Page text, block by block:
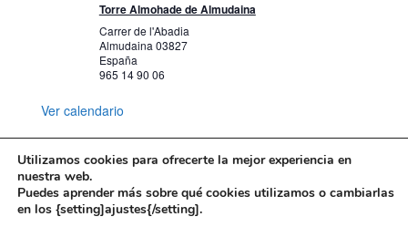
Torre Almohade de Almudaina
Carrer de l'Abadia
Almudaina03827
España
965 14 90 06
Ver calendario
Mapa web
Política de Privacidad
Politica de cookies
Utilizamos cookies para ofrecerte la mejor experiencia en
nuestra web.
Puedes aprender más sobre qué cookies utilizamos o cambiarlas
en los {setting]ajustes{/setting].